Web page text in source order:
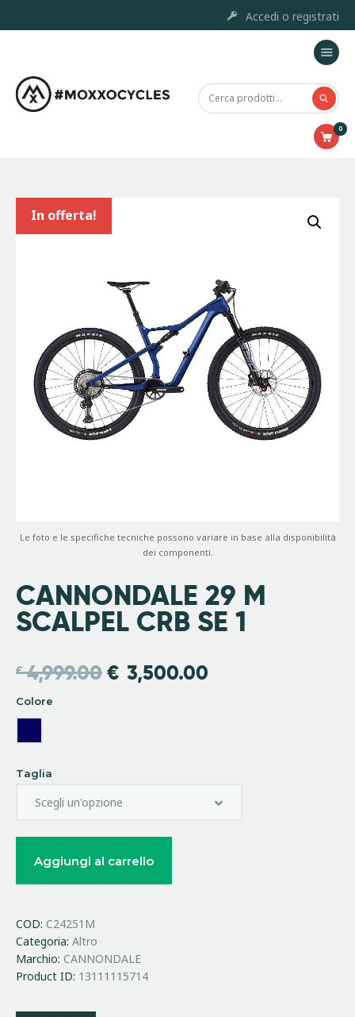
Accedi o registrati
0
Home
Moxxo Custom Project
Chi siamo
Servizi e Riparazione
Accessori
In offerta!
Le foto e le specifiche tecniche possono variare in base alla disponibilità
dei componenti.
CANNONDALE 29 M
SCALPEL CRB SE 1
€ 4,999.00€ 3,500.00
Colore
Taglia
Aggiungi al carrello
COD: C24251M
Categoria: Altro
Marchio: CANNONDALE
Product ID: 13111115714